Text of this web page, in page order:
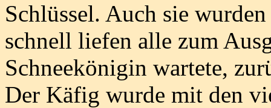
Schlüssel. Auch sie
schnell liefen alle zum
Schneekönigin wartete,
Der Käfig wurde mit den